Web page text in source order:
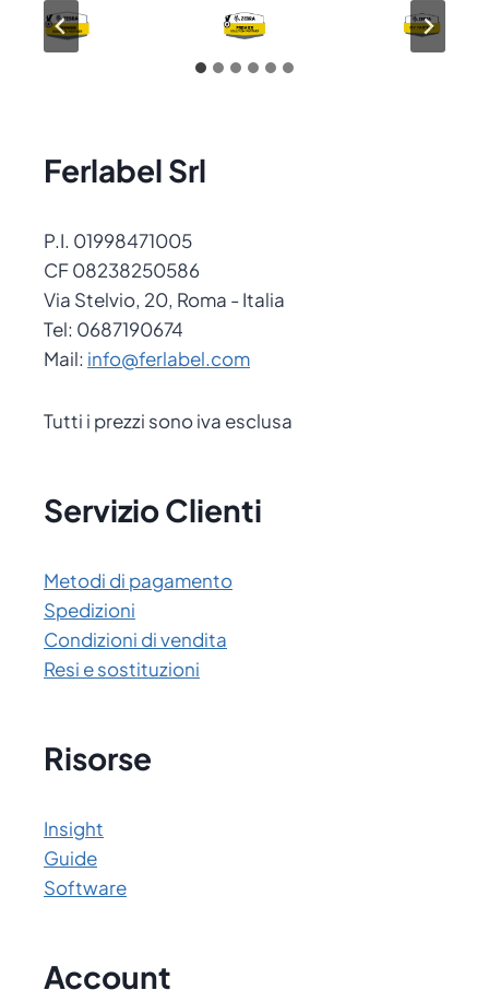
Ferlabel Srl
P.I. 01998471005
CF 08238250586
Via Stelvio, 20, Roma - Italia
Tel: 0687190674
Mail: info@ferlabel.com
Tutti i prezzi sono iva esclusa
Servizio Clienti
Metodi di pagamento
Spedizioni
Condizioni di vendita
Resi e sostituzioni
Risorse
Insight
Guide
Software
Account